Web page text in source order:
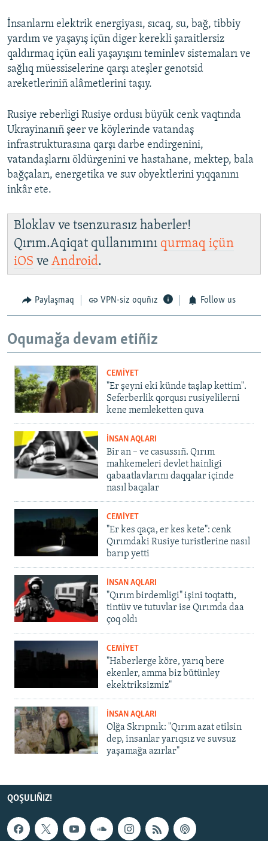
İnsanlarnı elektrik energiyası, sıcaq, su, bağ, tibbiy
yardım ve yaşayış içün diger kerekli şaraitlersiz
qaldırmaq içün eali yaşayışını teminlev sistemaları ve
sağlıq müessiselerine qarşı ateşler genotsid
areketleriniñ alâmetlerini taşıy.
Rusiye reberligi Rusiye ordusı büyük cenk vaqtında
Ukrayinanıñ şeer ve köylerinde vatandaş
infrastrukturasına qarşı darbe endirgenini,
vatandaşlarnı öldürgenini ve hastahane, mektep, bala
bağçaları, energetika ve suv obyektlerini yıqqanını
inkâr ete.
Bloklav ve tsenzurasız haberler!
Qırım.Aqiqat qullanımını qurmaq içün
iOS ve Android.
Paylaşmaq VPN-siz oquñız Follow us
Oqumağa devam etiñiz
CEMİYET
"Er şeyni eki künde taşlap kettim".
Seferberlik qorqusı rusiyelilerni
kene memleketten quva
İNSAN AQLARI
Bir an – ve casussıñ. Qırım
mahkemeleri devlet hainligi
qabaatlavlarını daqqalar içinde
nasıl baqalar
CEMİYET
"Er kes qaça, er kes kete": cenk
Qırımdaki Rusiye turistlerine nasıl
barıp yetti
İNSAN AQLARI
"Qırım birdemligi" işini toqtattı,
tintüv ve tutuvlar ise Qırımda daa
çoq oldı
CEMİYET
"Haberlerge köre, yarıq bere
ekenler, amma biz bütünley
ekektriksizmiz"
İNSAN AQLARI
Olğa Skrıpnık: "Qırım azat etilsin
dep, insanlar yarıqsız ve suvsuz
yaşamağa azırlar"
QOŞULIÑIZ!